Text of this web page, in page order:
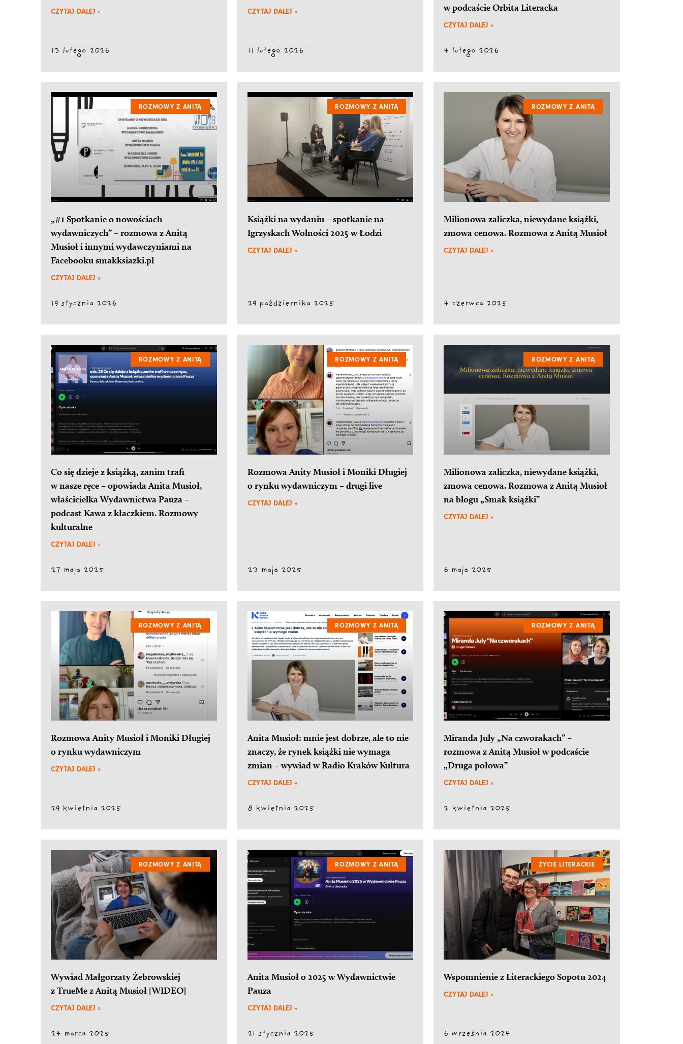
CZYTAJ DALEJ »
13 lutego 2026
CZYTAJ DALEJ »
11 lutego 2026
w podcaście Orbita Literacka
CZYTAJ DALEJ »
4 lutego 2026
ROZMOWY Z ANITĄ
„#1 Spotkanie o nowościach
wydawniczych” – rozmowa z Anitą
Musioł i innymi wydawczyniami na
Facebooku smakksiazki.pl
CZYTAJ DALEJ »
19 stycznia 2026
ROZMOWY Z ANITĄ
Książki na wydaniu – spotkanie na
Igrzyskach Wolności 2025 w Łodzi
CZYTAJ DALEJ »
29 października 2025
ROZMOWY Z ANITĄ
Milionowa zaliczka, niewydane książki,
zmowa cenowa. Rozmowa z Anitą Musioł
CZYTAJ DALEJ »
4 czerwca 2025
ROZMOWY Z ANITĄ
Co się dzieje z książką, zanim trafi
w nasze ręce – opowiada Anita Musioł,
właścicielka Wydawnictwa Pauza –
podcast Kawa z kłaczkiem. Rozmowy
kulturalne
CZYTAJ DALEJ »
27 maja 2025
ROZMOWY Z ANITĄ
Rozmowa Anity Musioł i Moniki Długiej
o rynku wydawniczym – drugi live
CZYTAJ DALEJ »
23 maja 2025
ROZMOWY Z ANITĄ
Milionowa zaliczka, niewydane książki,
zmowa cenowa. Rozmowa z Anitą Musioł
na blogu „Smak książki”
CZYTAJ DALEJ »
6 maja 2025
ROZMOWY Z ANITĄ
Rozmowa Anity Musioł i Moniki Długiej
o rynku wydawniczym
CZYTAJ DALEJ »
29 kwietnia 2025
ROZMOWY Z ANITĄ
Anita Musioł: mnie jest dobrze, ale to nie
znaczy, że rynek książki nie wymaga
zmian – wywiad w Radio Kraków Kultura
CZYTAJ DALEJ »
8 kwietnia 2025
ROZMOWY Z ANITĄ
Miranda July „Na czworakach” –
rozmowa z Anitą Musioł w podcaście
„Druga połowa”
CZYTAJ DALEJ »
2 kwietnia 2025
ROZMOWY Z ANITĄ
Wywiad Małgorzaty Żebrowskiej
z TrueMe z Anitą Musioł [WIDEO]
CZYTAJ DALEJ »
24 marca 2025
ROZMOWY Z ANITĄ
Anita Musioł o 2025 w Wydawnictwie
Pauza
CZYTAJ DALEJ »
21 stycznia 2025
ŻYCIE LITERACKIE
Wspomnienie z Literackiego Sopotu 2024
CZYTAJ DALEJ »
6 września 2024